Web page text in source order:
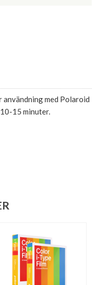
med Polaroid
15 minuter.